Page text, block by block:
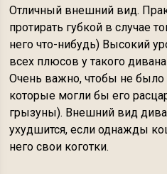
Отличный внешний вид.
протирать губкой в случае
него что-нибудь) Высокий
всех плюсов у такого
Очень важно, чтобы не
которые могли бы его
грызуны). Внешний вид
ухудшится, если однажды
него свои коготки.